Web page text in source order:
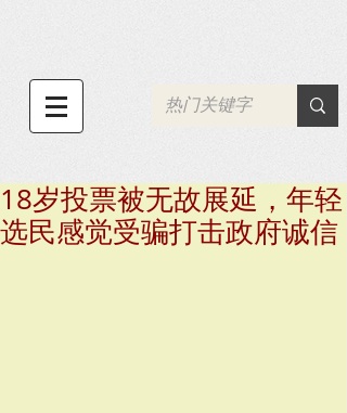
18岁投票被无故展延，年轻
选民感觉受骗打击政府诚信